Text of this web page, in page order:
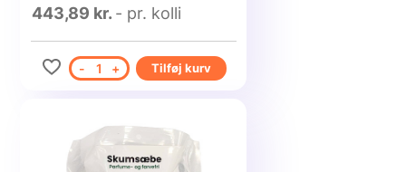
443,89 kr. - pr. kolli
- 1 + Tilføj kurv